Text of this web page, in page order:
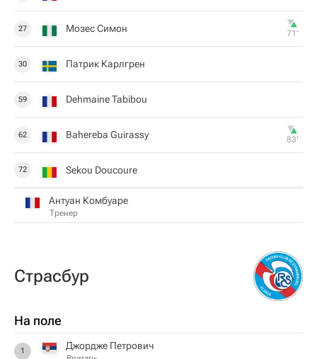
27 Мозес Симон 71‎’‎
30 Патрик Карлгрен
59 Dehmaine Tabibou
62 Bahereba Guirassy 83‎’‎
72 Sekou Doucoure
Антуан Комбуаре
Тренер
Страсбур
На поле
1 Джордже Петрович